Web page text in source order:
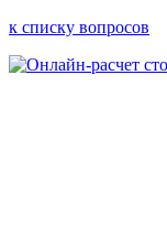
к списку вопросов